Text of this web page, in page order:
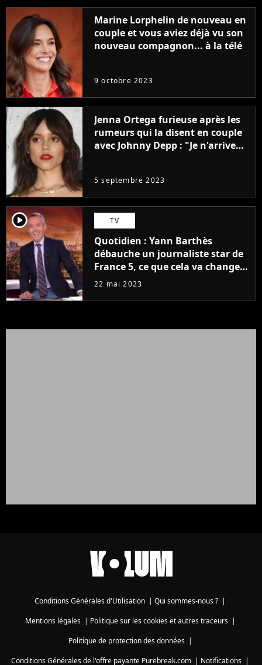
Marine Lorphelin de nouveau en
couple et vous aviez déjà vu son
nouveau compagnon... à la télé
9 octobre 2023
Jenna Ortega furieuse après les
rumeurs qui la disent en couple
avec Johnny Depp : "Je n'arrive
5 septembre 2023
player2 TV
Quotidien : Yann Barthès
débauche un journaliste star de
France 5, ce que cela va changer
à la rentrée
22 mai 2023
Conditions Générales d'Utilisation Qui sommes-nous ?
Mentions légales| Politique sur les cookies et autres traceurs|
Politique de protection des données|
Conditions Générales de l'offre payante Purebreak.com
Notifications